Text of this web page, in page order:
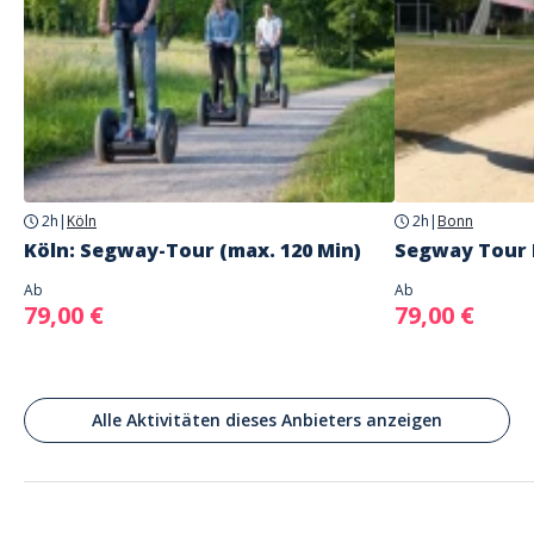
Gesprochene Sprachen
Deutsch, Englisch
Adresse
Wiesenstr. 46 f, 41372 Niederküchten (großer Parkplatz hinter dem
Inselschlösschen)
Wiesenstraße 46F, 41372 Niederkrüchten-Elmpt, Deutschland
Parkplatz
vorhanden
Wiesenstr. 46 f, 41372 Niederküchten (großer Parkplatz hinter dem
2h | Köln
Köln: Segway-Tour (max. 120 Min)
Ab
79,00 €
2h | Bonn
Segway Tour
Ab
79,00 €
Alle Aktivitäten dieses Anbieters anzeigen